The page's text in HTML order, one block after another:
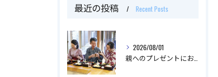
最近の投稿 Recent Posts
2026/08/01